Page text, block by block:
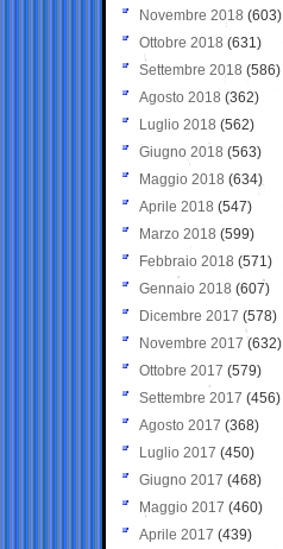
Novembre 2018 (603)
Ottobre 2018 (631)
Settembre 2018 (586)
Agosto 2018 (362)
Luglio 2018 (562)
Giugno 2018 (563)
Maggio 2018 (634)
Aprile 2018 (547)
Marzo 2018 (599)
Febbraio 2018 (571)
Gennaio 2018 (607)
Dicembre 2017 (578)
Novembre 2017 (632)
Ottobre 2017 (579)
Settembre 2017 (456)
Agosto 2017 (368)
Luglio 2017 (450)
Giugno 2017 (468)
Maggio 2017 (460)
Aprile 2017 (439)